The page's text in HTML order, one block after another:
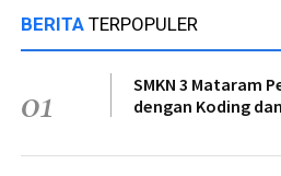
BERITA TERPOPULER
01
SMKN 3 Mataram
dengan Koding